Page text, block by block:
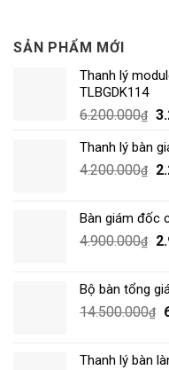
SẢN PHẨM MỚI
Thanh lý
TLBGDK114
6.200.000₫
Thanh lý bàn
4.200.000₫
Bàn giám đốc
4.900.000₫
Bộ bàn tổng
14.500.000₫
Thanh lý bàn